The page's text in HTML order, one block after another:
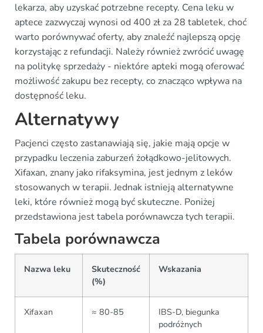
lekarza, aby uzyskać potrzebne recepty. Cena leku w
aptece zazwyczaj wynosi od 400 zł za 28 tabletek, choć
warto porównywać oferty, aby znaleźć najlepszą opcję
korzystając z refundacji. Należy również zwrócić uwagę
na politykę sprzedaży - niektóre apteki mogą oferować
możliwość zakupu bez recepty, co znacząco wpływa na
dostępność leku.
Alternatywy
Pacjenci często zastanawiają się, jakie mają opcje w
przypadku leczenia zaburzeń żołądkowo-jelitowych.
Xifaxan, znany jako rifaksymina, jest jednym z leków
stosowanych w terapii. Jednak istnieją alternatywne
leki, które również mogą być skuteczne. Poniżej
przedstawiona jest tabela porównawcza tych terapii.
Tabela porównawcza
Nazwa leku
Skuteczność
(%)
Wskazania
Xifaxan ≈ 80-85
IBS-D, biegunka
podróżnych